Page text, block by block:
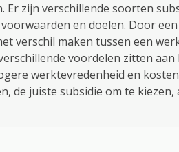
Er zijn verschillende soorten
en doelen. Door
verschil maken tussen een
voordelen zitten
werktevredenheid en
de juiste subsidie ​​om te